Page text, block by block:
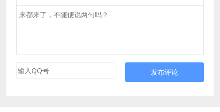
发布评论